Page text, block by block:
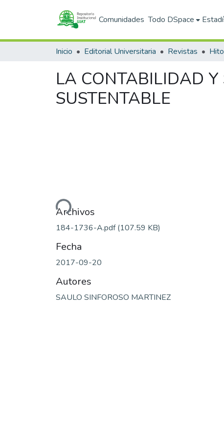
Comunidades Todo DSpace
Inicio Editorial Universitaria Revistas
LA CONTABILIDAD
SUSTENTABLE
Cargando...
Archivos
184-1736-A.pdf(107.59 KB)
Fecha
2017-09-20
Autores
SAULO SINFOROSO MARTINEZ